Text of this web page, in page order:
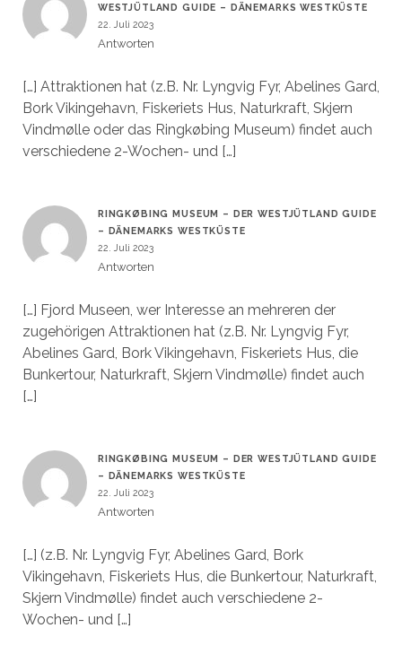
WESTJÜTLAND GUIDE – DÄNEMARKS WESTKÜSTE
22. Juli 2023
Antworten
[…] Attraktionen hat (z.B. Nr. Lyngvig Fyr, Abelines Gard,
Bork Vikingehavn, Fiskeriets Hus, Naturkraft, Skjern
Vindmølle oder das Ringkøbing Museum) findet auch
verschiedene 2-Wochen- und […]
RINGKØBING MUSEUM – DER WESTJÜTLAND GUIDE
– DÄNEMARKS WESTKÜSTE
22. Juli 2023
Antworten
[…] Fjord Museen, wer Interesse an mehreren der
zugehörigen Attraktionen hat (z.B. Nr. Lyngvig Fyr,
Abelines Gard, Bork Vikingehavn, Fiskeriets Hus, die
Bunkertour, Naturkraft, Skjern Vindmølle) findet auch
[…]
RINGKØBING MUSEUM – DER WESTJÜTLAND GUIDE
– DÄNEMARKS WESTKÜSTE
22. Juli 2023
Antworten
[…] (z.B. Nr. Lyngvig Fyr, Abelines Gard, Bork
Vikingehavn, Fiskeriets Hus, die Bunkertour, Naturkraft,
Skjern Vindmølle) findet auch verschiedene 2-
Wochen- und […]